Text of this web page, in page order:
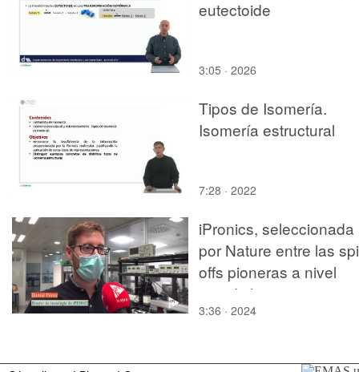
eutectoide
3:05 · 2026
Tipos de Isomería.
Isomería estructural
7:28 · 2022
iPronics, seleccionada
por Nature entre las
offs pioneras a nivel
mundial en 2020
3:36 · 2024